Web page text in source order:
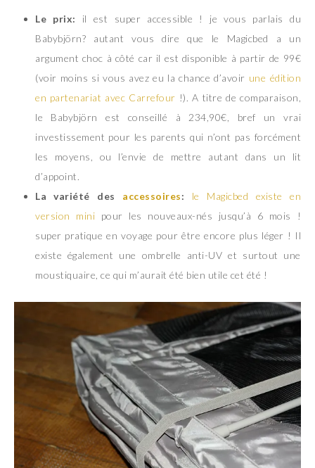
Le prix: il est super accessible ! je vous parlais du
Babybjörn? autant vous dire que le Magicbed a un
argument choc à côté car il est disponible à partir de 99€
(voir moins si vous avez eu la chance d’avoir une édition
en partenariat avec Carrefour !). A titre de comparaison,
le Babybjörn est conseillé à 234,90€, bref un vrai
investissement pour les parents qui n’ont pas forcément
les moyens, ou l’envie de mettre autant dans un lit
d’appoint.
La variété des accessoires:
le Magicbed existe en
version mini pour les nouveaux-nés jusqu’à 6 mois !
super pratique en voyage pour être encore plus léger ! Il
existe également une ombrelle anti-UV et surtout une
moustiquaire, ce qui m’aurait été bien utile cet été !